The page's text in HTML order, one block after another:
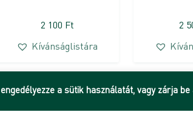
2 100 Ft
Kívánságlistára
2
a sütik használatát, vagy zárja be